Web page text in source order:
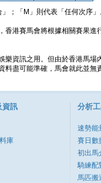
；「M」則代表「任何次序
香港賽馬會將根據相關賽果進
樂資訊之用。但由於香港馬
料盡可能準確，馬會就此並
資訊
庫
分析
速勢能
賽日數
初出馬
騎練配
馬匹搬